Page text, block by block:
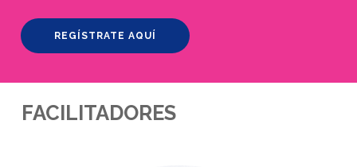
REGÍSTRATE AQUÍ
FACILITADORES